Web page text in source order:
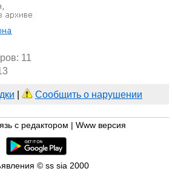
11
Сообщить о нарушении
с редактором Www версия
© ss sia 2000